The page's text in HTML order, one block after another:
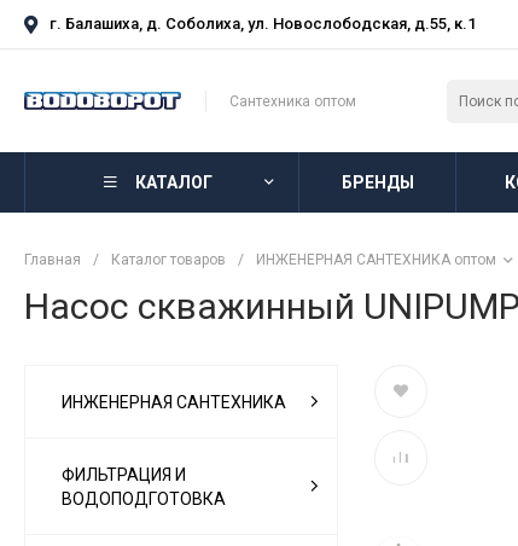
г. Балашиха, д. Соболиха, ул. Новослободская, д.55, к.1
Сантехника оптом
КАТАЛОГ БРЕНДЫ
Главная / Каталог товаров / ИНЖЕНЕРНАЯ САНТЕХНИКА оптом
Насос скважинный
ИНЖЕНЕРНАЯ САНТЕХНИКА
ФИЛЬТРАЦИЯ И
ВОДОПОДГОТОВКА